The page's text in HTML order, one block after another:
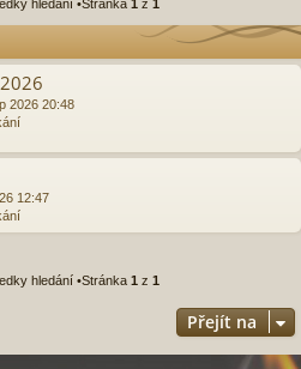
hledání •Stránka 1 z 1
2026 20:48
12:47
hledání •Stránka 1 z 1
Přejít na